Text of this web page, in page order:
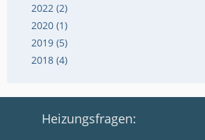
2022 (2)
2020 (1)
2019 (5)
2018 (4)
Heizungsfragen: